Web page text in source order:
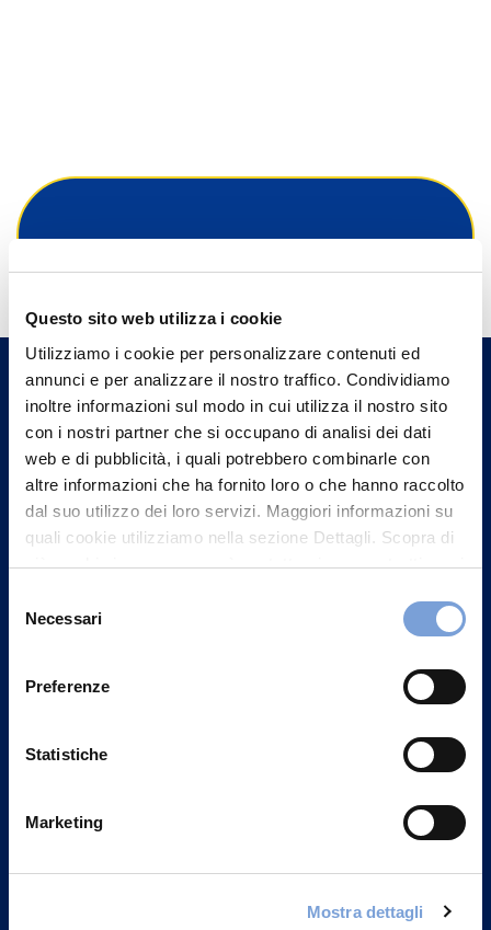
Questo sito web utilizza i cookie
Utilizziamo i cookie per personalizzare contenuti ed
annunci e per analizzare il nostro traffico. Condividiamo
inoltre informazioni sul modo in cui utilizza il nostro sito
con i nostri partner che si occupano di analisi dei dati
web e di pubblicità, i quali potrebbero combinarle con
altre informazioni che ha fornito loro o che hanno raccolto
dal suo utilizzo dei loro servizi. Maggiori informazioni su
quali cookie utilizziamo nella sezione Dettagli. Scopra di
più su chi siamo, come può contattarci e come trattiamo i
può trovare nel footer del sito nella sezione "Informativa
delNecessari
Preferenze
Statistiche
Marketing
Mostra dettagli
Trova l'Agenzia più vicina a te e parla con
un nostro Agente.
Contattaci
Vittoria Assicurazioni S.p.A.
Part. IVA 01329510158